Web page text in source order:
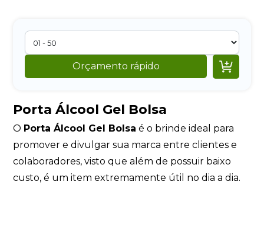
Orçamento rápido 
Porta Álcool Gel Bolsa
O Porta Álcool Gel Bolsa é o brinde ideal para
promover e divulgar sua marca entre clientes e
colaboradores, visto que além de possuir baixo
custo, é um item extremamente útil no dia a dia.